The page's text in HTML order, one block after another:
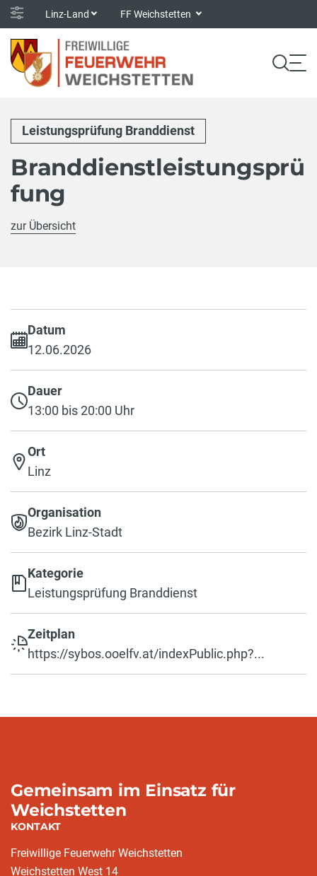
Linz-Land FF Weichstetten
Leistungsprüfung Branddienst
Branddienstleistungsprü
fung
zur Übersicht
Datum
12.06.2026
Dauer
13:00 bis 20:00 Uhr
Ort
Linz
Organisation
Bezirk Linz-Stadt
Kategorie
Leistungsprüfung Branddienst
Zeitplan
https://sybos.ooelfv.at/indexPublic.php?...
Gemeinsam im Einsatz für
Weichstetten
KONTAKT
Freiwillige Feuerwehr Weichstetten
Weichstetten West 14